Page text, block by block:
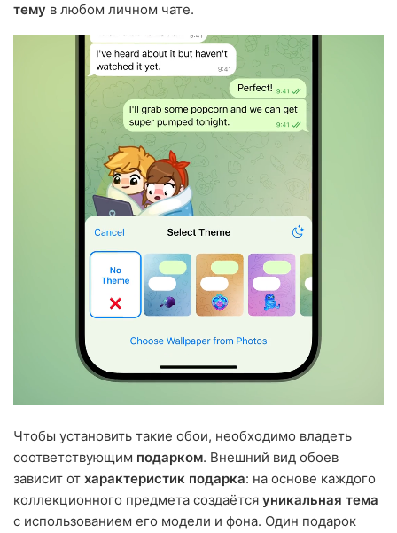
тему в любом личном чате.
Чтобы установить такие обои, необходимо владеть
соответствующим подарком. Внешний вид обоев
зависит от характеристик подарка: на основе каждого
коллекционного предмета создаётся уникальная тема
с использованием его модели и фона. Один подарок